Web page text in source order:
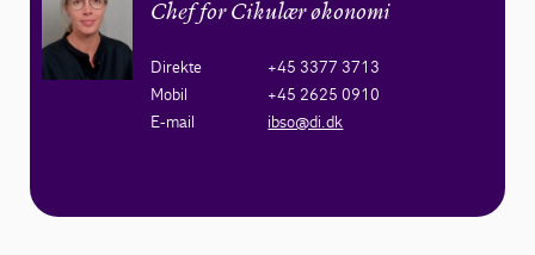
Chef for Cikulær økonomi
Direkte
+45 3377 3713
Mobil
+45 2625 0910
E-mail
ibso@di.dk